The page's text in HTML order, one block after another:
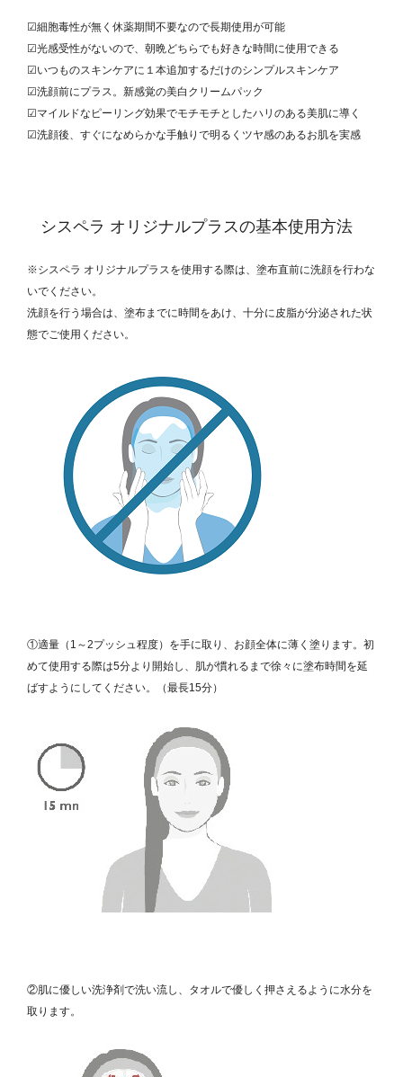
☑細胞毒性が無く休薬期間不要なので長期使用が可能
☑光感受性がないので、朝晩どちらでも好きな時間に使用できる
☑いつものスキンケアに１本追加するだけのシンプルスキンケア
☑洗顔前にプラス。新感覚の美白クリームパック
☑マイルドなピーリング効果でモチモチとしたハリのある美肌に導く
☑洗顔後、すぐになめらかな手触りで明るくツヤ感のあるお肌を実感
シスペラ オリジナルプラスの基本使用方法
※シスペラ オリジナルプラスを使用する際は、塗布直前に洗顔を行わな
いでください。
洗顔を行う場合は、塗布までに時間をあけ、十分に皮脂が分泌された状
態でご使用ください。
①適量（1～2プッシュ程度）を手に取り、お顔全体に薄く塗ります。初
めて使用する際は5分より開始し、肌が慣れるまで徐々に塗布時間を延
ばすようにしてください。（最長15分）
②肌に優しい洗浄剤で洗い流し、タオルで優しく押さえるように水分を
取ります。